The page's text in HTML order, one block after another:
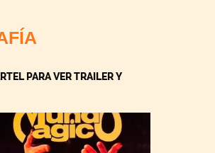
PARA VER TRAILER Y